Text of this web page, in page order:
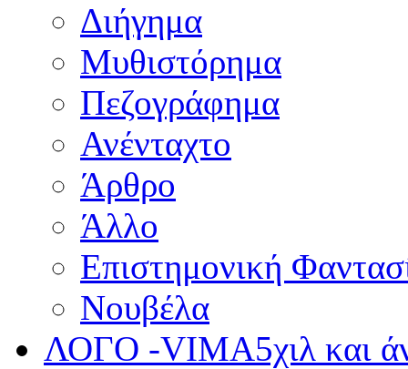
Διήγημα
Μυθιστόρημα
Πεζογράφημα
Ανένταχτο
Άρθρο
Άλλο
Επιστημονική
Νουβέλα
ΛΟΓΟ -VIMA5χιλ και